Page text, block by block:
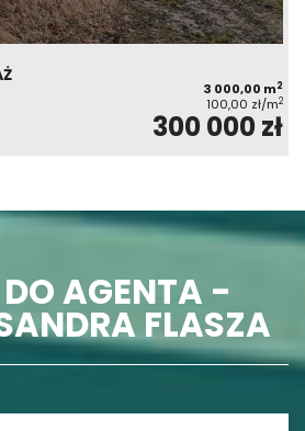
3 000,00 m2
100,00 zł/m2
300 000 zł
AGENTA -
FLASZA